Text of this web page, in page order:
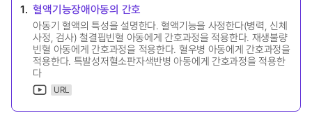
1. 혈액기능장애아동의 간호
아동기 혈액의 특성을 설명한다. 혈액기능을 사정한다(병력, 신체
사정, 검사) 철결핍빈혈 아동에게 간호과정을 적용한다. 재생불량
빈혈 아동에게 간호과정을 적용한다. 혈우병 아동에게 간호과정을
적용한다. 특발성저혈소판자색반병 아동에게 간호과정을 적용한
다
URL